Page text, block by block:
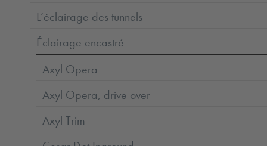
L’éclairage des tunnels
Éclairage encastré
Axyl Opera
Axyl Opera, drive over
Axyl Trim